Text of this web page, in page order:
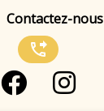
Contactez-nous
phone_forwarded